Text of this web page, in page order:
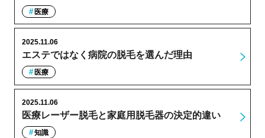
医療
エステではなく病院の脱毛を選んだ理由
2025.11.06
医療
医療レーザー脱毛と家庭用脱毛器の決定的違い
2025.11.06
知識